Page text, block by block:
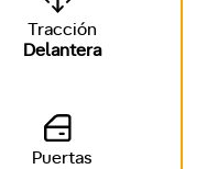
Tracción
Delantera
Puertas